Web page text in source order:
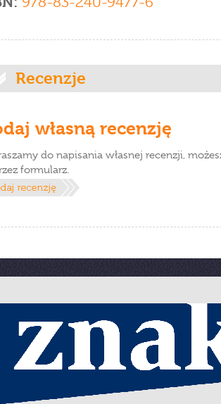
Recenzje
własną recenzję
do napisania własnej recenzji,
formularz.